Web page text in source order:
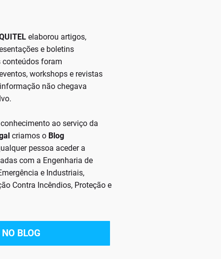
elaborou artigos,
e boletins
foram
workshops e revistas
não chegava
ao serviço da
criamos o Blog
pessoa aceder a
com a Engenharia de
e Industriais,
Contra Incêndios, Proteção e
BLOG